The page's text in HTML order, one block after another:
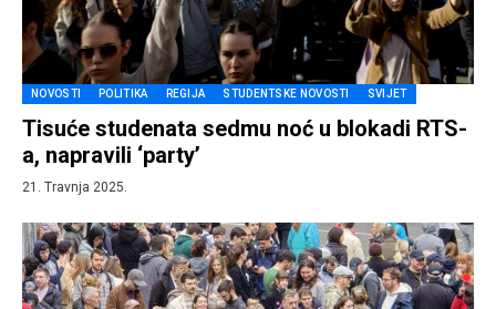
NOVOSTI POLITIKA REGIJA STUDENTSKE NOVOSTI SVIJET
Tisuće studenata sedmu noć u blokadi RTS-
a, napravili ‘party’
21. Travnja 2025.